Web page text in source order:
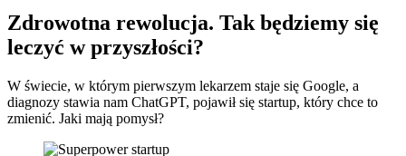
Zdrowotna rewolucja. Tak będziemy się
leczyć w przyszłości?
W świecie, w którym pierwszym lekarzem staje się Google, a
diagnozy stawia nam ChatGPT, pojawił się startup, który chce to
zmienić. Jaki mają pomysł?